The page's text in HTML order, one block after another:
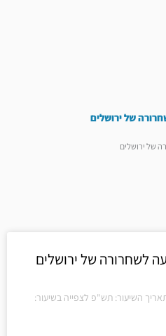
של ירושלים
של ירושלים
לשחרורה של ירושלים
השיעור: תש"פ לצפייה בשיעור: